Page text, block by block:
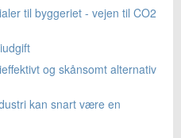
til byggeriet - vejen til CO2
og skånsomt alternativ
kan snart være en